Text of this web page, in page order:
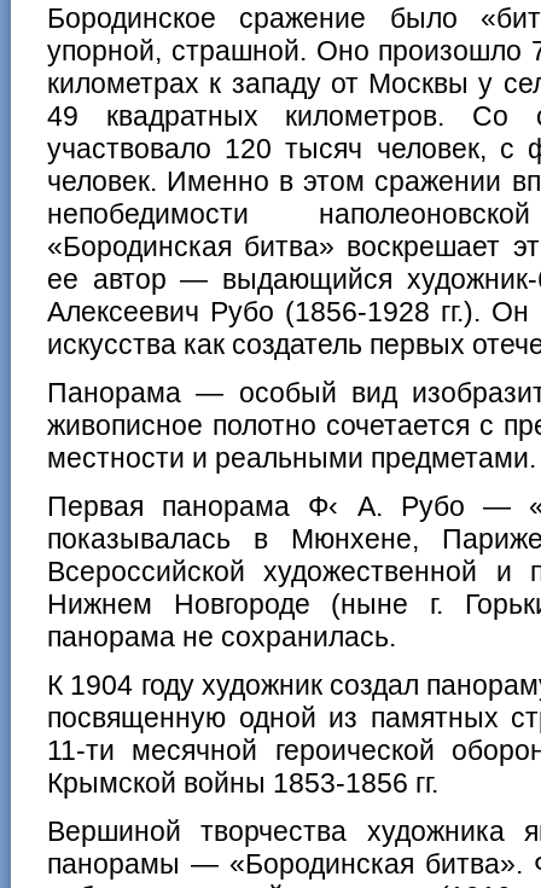
Бородинское сражение было
упорной, страшной. Оно произошло
километрах к западу от Москвы у
49 квадратных километров. Со
участвовало 120 тысяч человек,
человек. Именно в этом сражении
непобедимости
«Бородинская битва» воскрешает
ее автор — выдающийся художник-
Алексеевич Рубо (1856-1928 гг.).
искусства как создатель первых
Панорама — особый вид
живописное полотно сочетается с
местности и реальными предметами.
Первая панорама Ф‹ А. Рубо —
показывалась в Мюнхене,
Всероссийской художественной
Нижнем Новгороде (ныне г.
панорама не сохранилась.
К 1904 году художник создал
посвященную одной из памятных
11-ти месячной героической
Крымской войны 1853-1856 гг.
Вершиной творчества художника
панорамы — «Бородинская